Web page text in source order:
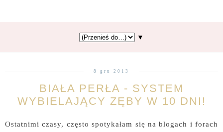
▼
8 gru 2013
BIAŁA PERŁA - SYSTEM
WYBIELAJĄCY ZĘBY W 10 DNI!
Ostatnimi czasy, często spotykałam się na blogach i forach